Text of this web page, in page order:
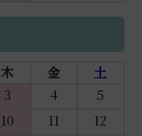
木 金
土
3 4
5
10 11
12